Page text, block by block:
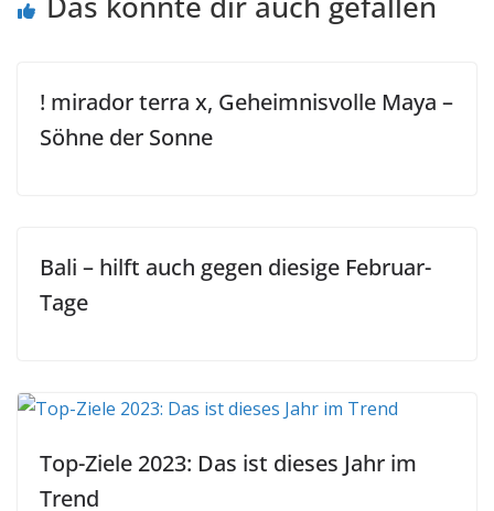
! mirador terra x, Geheimnisvolle Maya –
Söhne der Sonne
Bali – hilft auch gegen diesige Februar-
Tage
Top-Ziele 2023: Das ist dieses Jahr im
Trend